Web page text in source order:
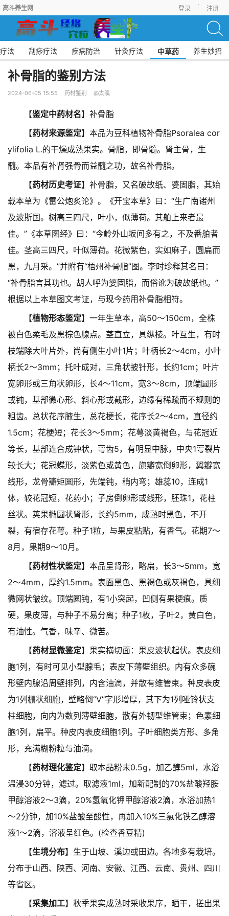
高斗养生网 登录 注册
法 刮痧疗法 疾病防治 针灸疗法 中草药 养生妙招
补骨脂的鉴别方法
2024-06-05 15:55 药材鉴别 @太溪
【鉴定中药材名】补骨脂
【药材来源鉴定】本品为豆科植物补骨脂Psoralea cor
ylifolia L.的干燥成熟果实。骨脂，即骨髓。肾主骨，生
髓。本品有补肾强骨而益髓之功，故名补骨脂。
【药材历史考证】补骨脂，又名破故纸、婆固脂，其始
载本草为《雷公炮炙论》。《开宝本草》曰：“生广南诸州
及波斯国。树高三四尺，叶小，似薄荷。其舶上来者最
佳。”《本草图经》曰：“今岭外山坂间多有之，不及番舶者
佳。茎高三四尺，叶似薄荷。花微紫色，实如麻子，圆扁而
黑，九月采。”并附有“梧州补骨脂”图。李时珍释其名曰：
“补骨脂言其功也。胡人呼为婆固脂，而俗讹为破故纸也。”
根据以上本草图文考证，与现今药用补骨脂相符。
【植物形态鉴定】一年生草本，高50～150cm，全株
被白色柔毛及黑棕色腺点。茎直立，具纵棱。叶互生，有时
枝端除大叶片外，尚有侧生小叶1片；叶柄长2～4cm，小叶
柄长2～3mm；托叶成对，三角状披针形，长约1cm；叶片
宽卵形或三角状卵形，长4～11cm，宽3～8cm，顶端圆形
或钝，基部微心形、斜心形或截形，边缘有稀疏而不规则的
粗齿。总状花序腋生，总花梗长，花序长2～4cm，直径约
1.5cm；花梗短；花长3～5mm；花萼淡黄褐色，与花冠近
等长，基部连合成钟状，萼齿5，有明显中脉，中央1萼裂片
较长大；花冠蝶形，淡紫色或黄色，旗瓣宽倒卵形，翼瓣宽
线形，龙骨瓣矩圆形，先端钝，稍内弯；雄蕊10，连成1
体，较花冠短，花药小；子房倒卵形或线形，胚珠1，花柱
丝状。荚果椭圆状肾形，长约5mm，成熟时黑色，不开
裂，有宿存花萼。种子1粒，与果皮粘贴，有香气。花期7～
8月，果期9～10月。
【药材性状鉴定】本品呈肾形，略扁，长3～5mm，宽
2～4mm，厚约1.5mm。表面黑色、黑褐色或灰褐色，具细
微网状皱纹。顶端圆钝，有1小突起，凹侧有果梗痕。质
硬，果皮薄，与种子不易分离；种子1枚，子叶2，黄白色，
有油性。气香，味辛、微苦。
【药材显微鉴定】果实横切面：果皮波状起伏。表皮细
胞1列，有时可见小型腺毛；表皮下薄壁组织。内有众多碗
形壁内腺沿周壁排列，内含油滴，并散有维管束。种皮表皮
为1列栅状细胞，壁略倒“V”字形增厚，其下为1列哑铃状支
柱细胞，向内为数列薄壁细胞，散有外韧型维管束；色素细
胞1列，扁平。种皮内表皮细胞1列。子叶细胞类方形、多角
形，充满糊粉粒与油滴。
【药材理化鉴定】取本品粉末0.5g，加乙醇5ml，水浴
温浸30分钟，滤过。取滤液1ml，加新配制的70%盐酸羟胺
甲醇溶液2～3滴，20%氢氧化钾甲醇溶液2滴，水浴加热1
～2分钟，加10%盐酸至酸性，再加入10%三氯化铁乙醇溶
液1～2滴，溶液呈红色。(检查香豆精)
【生境分布】生于山坡、溪边或田边。各地多有栽培。
分布于山西、陕西、河南、安徽、江西、云南、贵州、四川
等省区。
【采集加工】秋季果实成熟时采收果序，晒干，搓出果